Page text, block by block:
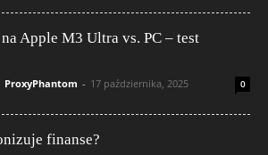
Apple M3 Ultra vs. PC – test
ProxyPhantom - 17 października, 2025 0
finanse?